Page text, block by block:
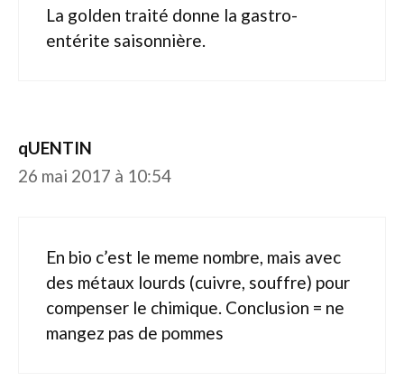
La golden traité donne la gastro-
entérite saisonnière.
qUENTIN
26 mai 2017 à 10:54
En bio c’est le meme nombre, mais avec
des métaux lourds (cuivre, souffre) pour
compenser le chimique. Conclusion = ne
mangez pas de pommes